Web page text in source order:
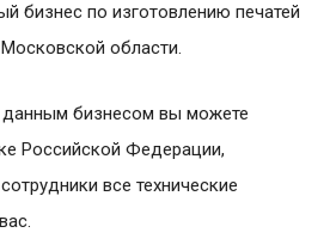
бизнес по изготовлению печатей
области.
данным бизнесом вы можете
Российской Федерации,
все технические